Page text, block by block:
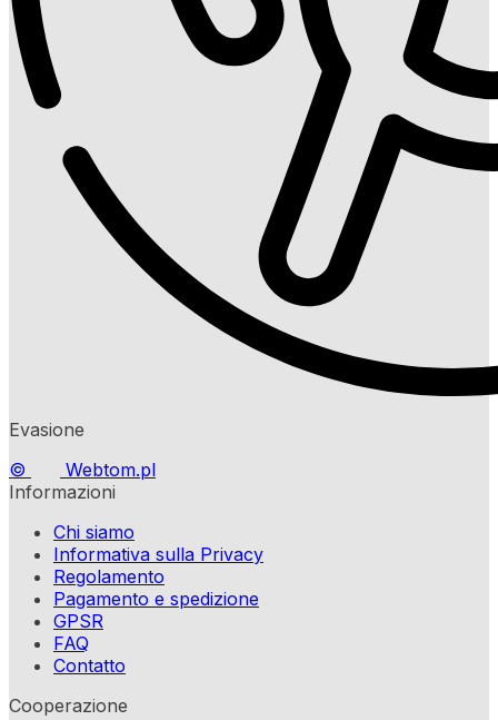
Evasione
©
Webtom.pl
Informazioni
Chi siamo
Informativa sulla Privacy
Regolamento
Pagamento e spedizione
GPSR
FAQ
Contatto
Cooperazione